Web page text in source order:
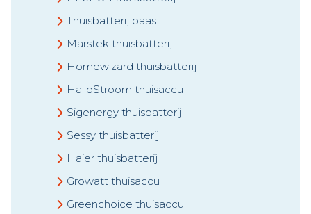
Thuisbatterij baas
Marstek thuisbatterij
Homewizard thuisbatterij
HalloStroom thuisaccu
Sigenergy thuisbatterij
Sessy thuisbatterij
Haier thuisbatterij
Growatt thuisaccu
Greenchoice thuisaccu